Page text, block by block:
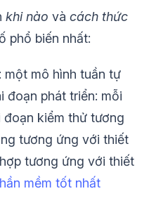
khi nào và cách thức
phổ biến nhất:
: một mô hình tuần tự
đoạn phát triển: mỗi
kiểm thử tương
tương ứng với thiết
tương ứng với thiết
mềm tốt nhất